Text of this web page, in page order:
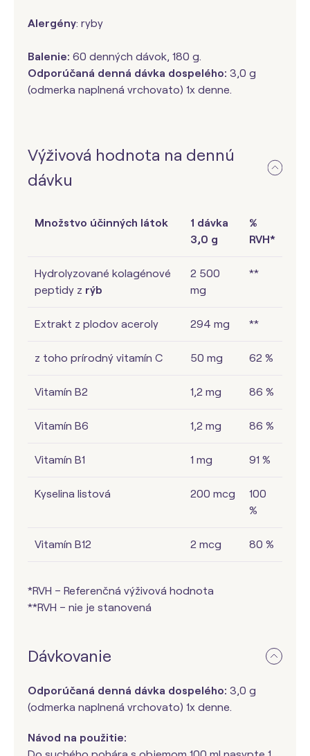
Alergény: ryby
Balenie: 60 denných dávok, 180 g.
Odporúčaná denná dávka dospelého: 3,0 g
(odmerka naplnená vrchovato) 1x denne.
Výživová hodnota na dennú
dávku
Množstvo účinných látok
1 dávka
3,0 g
%
RVH*
Hydrolyzované kolagénové
peptidy z rýb
2 500
mg
**
Extrakt z plodov aceroly 294 mg **
z toho prírodný vitamín C 50 mg 62 %
Vitamín B2 1,2 mg 86 %
Vitamín B6 1,2 mg 86 %
Vitamín B1 1 mg 91 %
Kyselina listová 200 mcg
100
%
Vitamín B12 2 mcg 80 %
*RVH – Referenčná výživová hodnota
**RVH – nie je stanovená
Dávkovanie
Odporúčaná denná dávka dospelého: 3,0 g
(odmerka naplnená vrchovato) 1x denne.
Návod na použitie: